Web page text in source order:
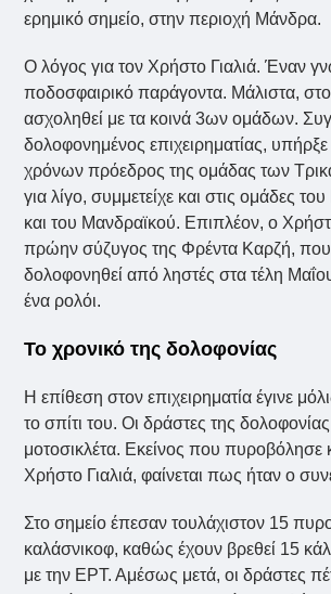
ερημικό σημείο, στην περιοχή Μάνδρα.
Ο λόγος για τον Χρήστο Γιαλιά. Έναν
ποδοσφαιρικό παράγοντα. Μάλιστα,
ασχοληθεί με τα κοινά 3ων ομάδων.
δολοφονημένος επιχειρηματίας, υπήρξε
χρόνων πρόεδρος της ομάδας των
για λίγο, συμμετείχε και στις ομάδες
και του Μανδραϊκού. Επιπλέον, ο
πρώην σύζυγος της Φρέντα Καρζή, που
δολοφονηθεί από ληστές στα τέλη
ένα ρολόι.
Το χρονικό της δολοφονίας
Η επίθεση στον επιχειρηματία έγινε
το σπίτι του. Οι δράστες της
μοτοσικλέτα. Εκείνος που πυροβόλησε
Χρήστο Γιαλιά, φαίνεται πως ήταν ο
Στο σημείο έπεσαν τουλάχιστον 15
καλάσνικοφ, καθώς έχουν βρεθεί 15
με την ΕΡΤ. Αμέσως μετά, οι δράστες